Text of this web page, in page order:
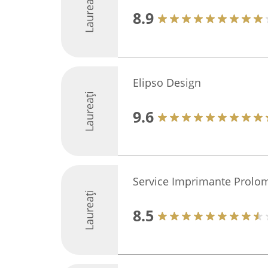
Laureați 8.9
Laureați
Elipso Design
9.6
Laureați
Service Imprimante
8.5